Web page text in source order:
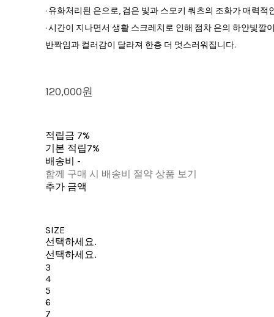
· 유화처리된 은으로, 검은 빛과 스모키 쿼츠의 조화가 매력적
· 시간이 지나면서 생활 스크레치로 인해 점차 은의 하얀빛깔
반짝임과 컬러감이 달라져 한층 더 멋스러워집니다.
120,000원
적립금 7%
기본 적립7%
배송비 -
함께 구매 시 배송비 절약 상품 보기
추가 금액
SIZE
선택하세요.
선택하세요.
3
4
5
6
7